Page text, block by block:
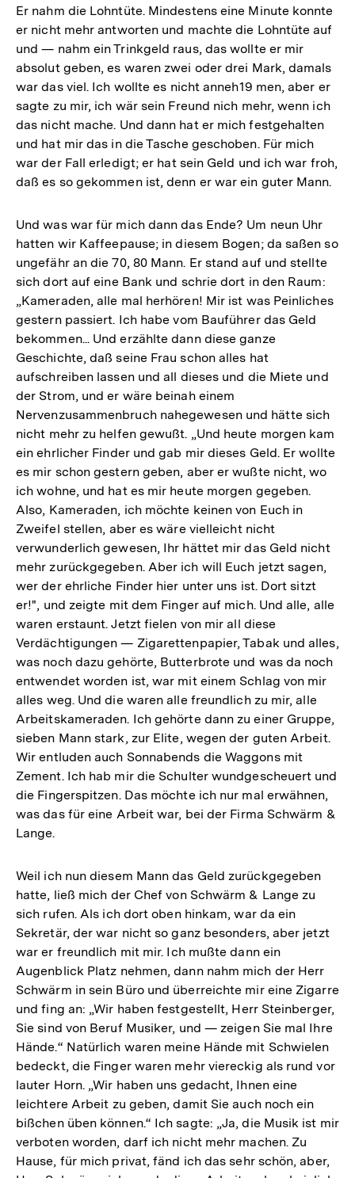
Er nahm die Lohntüte. Mindestens eine Minute konnte
er nicht mehr antworten und machte die Lohntüte auf
und — nahm ein Trinkgeld raus, das wollte er mir
absolut geben, es waren zwei oder drei Mark, damals
war das viel. Ich wollte es nicht anneh19 men, aber er
sagte zu mir, ich wär sein Freund nich mehr, wenn ich
das nicht mache. Und dann hat er mich festgehalten
und hat mir das in die Tasche geschoben. Für mich
war der Fall erledigt; er hat sein Geld und ich war froh,
daß es so gekommen ist, denn er war ein guter Mann.
Und was war für mich dann das Ende? Um neun Uhr
hatten wir Kaffeepause; in diesem Bogen; da saßen so
ungefähr an die 70, 80 Mann. Er stand auf und stellte
sich dort auf eine Bank und schrie dort in den Raum:
„Kameraden, alle mal herhören! Mir ist was Peinliches
gestern passiert. Ich habe vom Bauführer das Geld
bekommen... Und erzählte dann diese ganze
Geschichte, daß seine Frau schon alles hat
aufschreiben lassen und all dieses und die Miete und
der Strom, und er wäre beinah einem
Nervenzusammenbruch nahegewesen und hätte sich
nicht mehr zu helfen gewußt. „Und heute morgen kam
ein ehrlicher Finder und gab mir dieses Geld. Er wollte
es mir schon gestern geben, aber er wußte nicht, wo
ich wohne, und hat es mir heute morgen gegeben.
Also, Kameraden, ich möchte keinen von Euch in
Zweifel stellen, aber es wäre vielleicht nicht
verwunderlich gewesen, Ihr hättet mir das Geld nicht
mehr zurückgegeben. Aber ich will Euch jetzt sagen,
wer der ehrliche Finder hier unter uns ist. Dort sitzt
er!", und zeigte mit dem Finger auf mich. Und alle, alle
waren erstaunt. Jetzt fielen von mir all diese
Verdächtigungen — Zigarettenpapier, Tabak und alles,
was noch dazu gehörte, Butterbrote und was da noch
entwendet worden ist, war mit einem Schlag von mir
alles weg. Und die waren alle freundlich zu mir, alle
Arbeitskameraden. Ich gehörte dann zu einer Gruppe,
sieben Mann stark, zur Elite, wegen der guten Arbeit.
Wir entluden auch Sonnabends die Waggons mit
Zement. Ich hab mir die Schulter wundgescheuert und
die Fingerspitzen. Das möchte ich nur mal erwähnen,
was das für eine Arbeit war, bei der Firma Schwärm &
Lange.
Weil ich nun diesem Mann das Geld zurückgegeben
hatte, ließ mich der Chef von Schwärm & Lange zu
sich rufen. Als ich dort oben hinkam, war da ein
Sekretär, der war nicht so ganz besonders, aber jetzt
war er freundlich mit mir. Ich mußte dann ein
Augenblick Platz nehmen, dann nahm mich der Herr
Schwärm in sein Büro und überreichte mir eine Zigarre
und fing an: „Wir haben festgestellt, Herr Steinberger,
Sie sind von Beruf Musiker, und — zeigen Sie mal Ihre
Hände.“ Natürlich waren meine Hände mit Schwielen
bedeckt, die Finger waren mehr viereckig als rund vor
lauter Horn. „Wir haben uns gedacht, Ihnen eine
leichtere Arbeit zu geben, damit Sie auch noch ein
bißchen üben können.“ Ich sagte: „Ja, die Musik ist mir
verboten worden, darf ich nicht mehr machen. Zu
Hause, für mich privat, fänd ich das sehr schön, aber,